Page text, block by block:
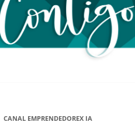
DE
NUEVA
CANAL EMPRENDEDOREX IA